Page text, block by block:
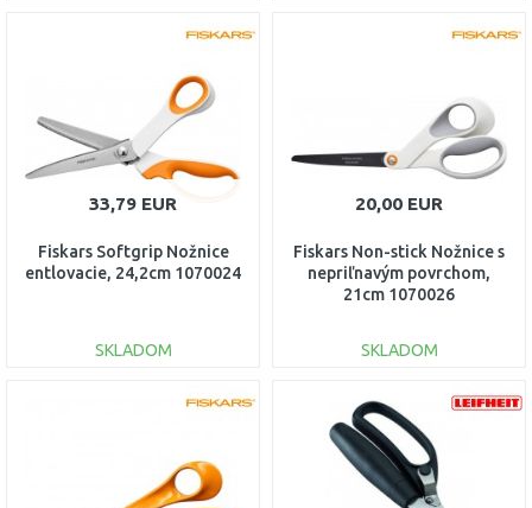
DO KOŠÍKA DO KOŠÍKA
33,79 EUR
Fiskars Softgrip Nožnice
entlovacie, 24,2cm 1070024
SKLADOM
DO KOŠÍKA
20,00 EUR
Fiskars Non-stick Nožnice s
nepriľnavým povrchom,
21cm 1070026
SKLADOM
DO KOŠÍKA
Porovnať